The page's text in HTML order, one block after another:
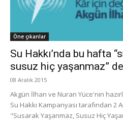
Öne çıkanlar
Su Hakkı’nda bu hafta
susuz hiç yaşanmaz”
08 Aralık 2015
Akgün İlhan ve Nuran Yüce'nin
Su Hakkı Kampanyası tarafından 2
"Susarak Yaşanmaz, Susuz Hiç